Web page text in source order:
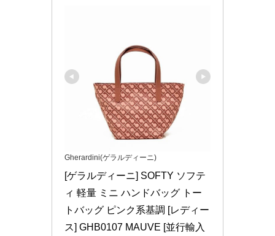
Gherardini(ゲラルディーニ)
[ゲラルディーニ] SOFTY ソフテ
ィ 軽量 ミニ ハンドバッグ トー
トバッグ ピンク系基調 [レディー
ス] GHB0107 MAUVE [並行輸入